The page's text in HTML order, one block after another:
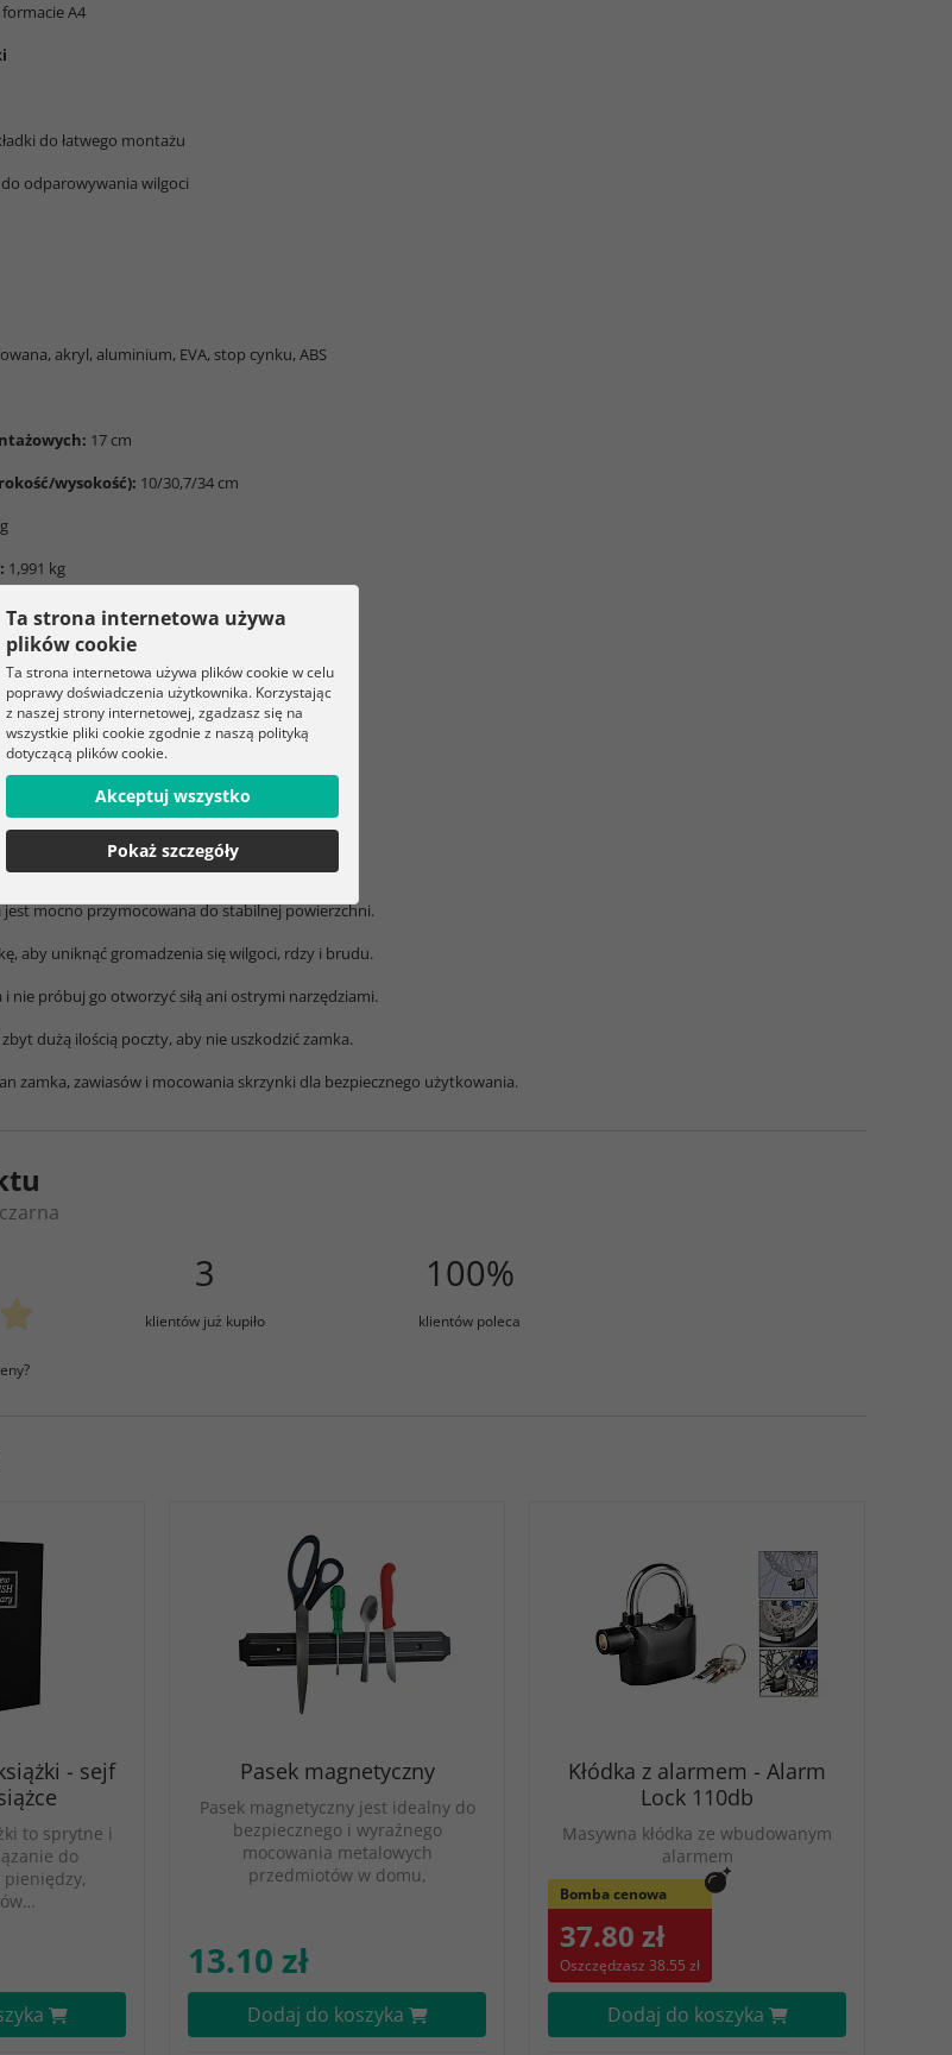
A4
do łatwego montażu
do odparowywania wilgoci
akryl, aluminium, EVA, stop cynku, ABS
17 cm
wysokość): 10/30,7/34 cm
1,991 kg
jest mocno przymocowana do stabilnej powierzchni.
aby uniknąć gromadzenia się wilgoci, rdzy i brudu.
i nie próbuj go otworzyć siłą ani ostrymi narzędziami.
dużą ilością poczty, aby nie uszkodzić zamka.
zamka, zawiasów i mocowania skrzynki dla bezpiecznego użytkowania.
3
klientów już kupiło
100%
klientów poleca
- sejf
to sprytne i
do
Pasek magnetyczny
Pasek magnetyczny jest idealny do
bezpiecznego i wyraźnego
mocowania metalowych
przedmiotów w domu,
13.10 zł
Dodaj do koszyka
Kłódka z alarmem - Alarm
Lock 110db
Masywna kłódka ze wbudowanym
alarmem
Bomba cenowa
37.80 zł
Oszczędzasz 38.55 zł
Dodaj do koszyka
Ta strona internetowa używa
plików cookie
Ta strona internetowa używa plików cookie w celu
poprawy doświadczenia użytkownika. Korzystając
z naszej strony internetowej, zgadzasz się na
wszystkie pliki cookie zgodnie z naszą polityką
dotyczącą plików cookie.
Akceptuj wszystko
Pokaż szczegóły